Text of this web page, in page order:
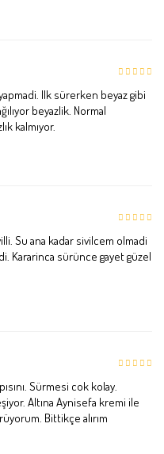
Ilk sürerken beyaz gibi
beyazlik. Normal
kalmıyor.
Su ana kadar sivilcem olmadi
Kararinca sürünce gayet güzel
Sürmesi cok kolay.
Altına Aynisefa kremi ile
Bittikçe alırım